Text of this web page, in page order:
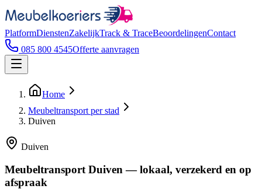
PlatformDienstenZakelijkTrack & TraceBeoordelingenContact
085 800 4545Offerte aanvragen
Home
Meubeltransport per stad
Duiven
Duiven
Meubeltransport Duiven — lokaal, verzekerd en op
afspraak